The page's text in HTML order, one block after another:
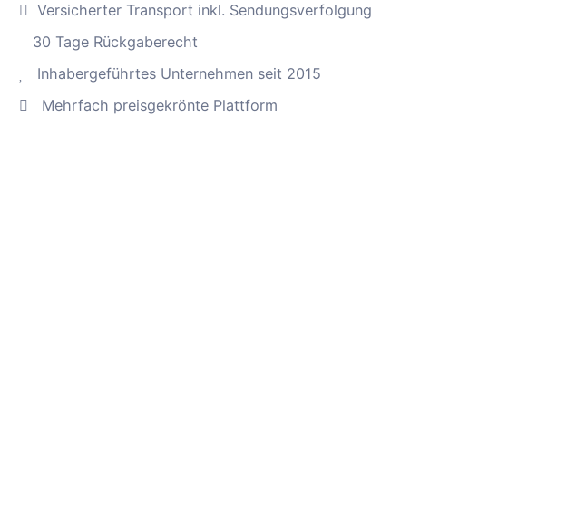
Versicherter Transport inkl. Sendungsverfolgung
30 Tage Rückgaberecht
Inhabergeführtes Unternehmen seit 2015
Mehrfach preisgekrönte Plattform